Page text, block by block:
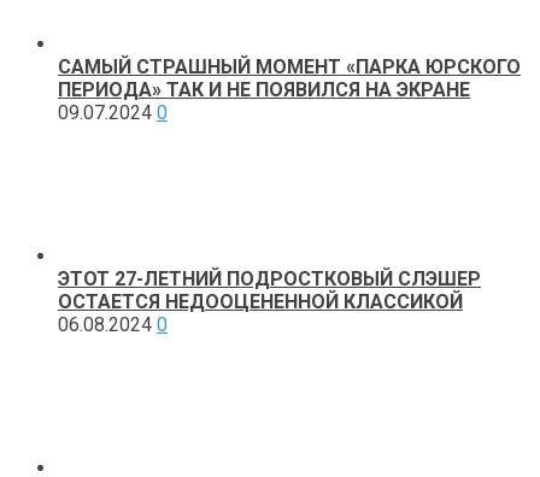
САМЫЙ СТРАШНЫЙ МОМЕНТ «ПАРКА ЮРСКОГО
ПЕРИОДА» ТАК И НЕ ПОЯВИЛСЯ НА ЭКРАНЕ
09.07.2024 0
ЭТОТ 27-ЛЕТНИЙ ПОДРОСТКОВЫЙ СЛЭШЕР
ОСТАЕТСЯ НЕДООЦЕНЕННОЙ КЛАССИКОЙ
06.08.2024 0